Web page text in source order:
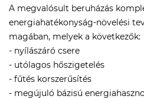
A megvalósult beruházás
energiahatékonyság-növelési
magában, melyek a következők:
- nyílászáró csere
- utólagos hőszigetelés
- fűtés korszerűsítés
- megújuló bázisú